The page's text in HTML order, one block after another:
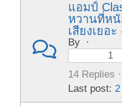
แอมป์
หวานที่ห
เสียงเยอะ
By
·
1
14 Replies
Last post: